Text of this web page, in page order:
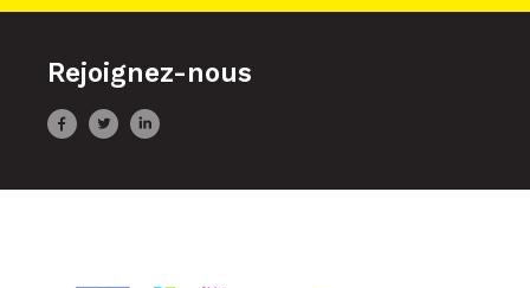
Rejoignez-nous